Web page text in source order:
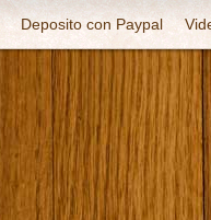
Deposito con Paypal